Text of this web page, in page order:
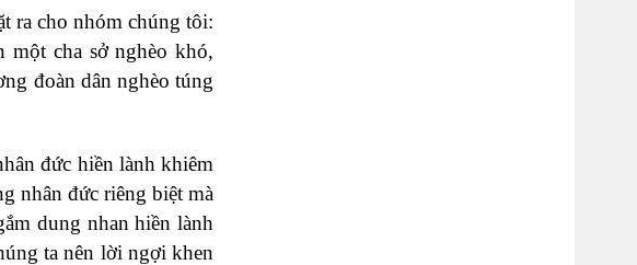
ra cho nhóm chúng tôi:
một cha sở nghèo khó,
đoàn dân nghèo túng
đức hiền lành khiêm
nhân đức riêng biệt mà
dung nhan hiền lành
ta nên lời ngợi khen